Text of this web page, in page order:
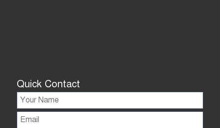
Quick Contact